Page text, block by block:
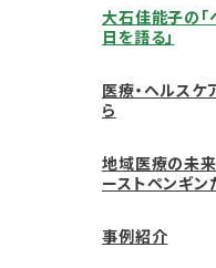
大石佳能子の
日を語る」
医療・ヘルス
ら
地域医療の未
ーストペンギン
事例紹介